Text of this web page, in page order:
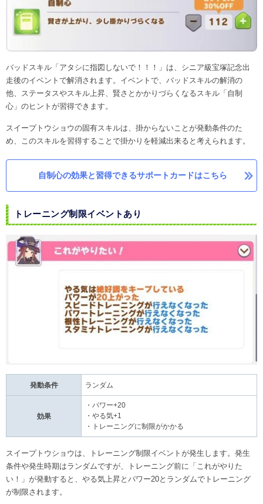
バッドスキル「アタシに指図しないで！！！」は、シニア級宝塚記念出
走後のイベントで解消されます。イベントで、バッドスキルの解消の
他、ステータスやスキル上昇、賢さとかかりづらくなるスキル「自制
心」のヒントが習得できます。
スイープトウショウの固有スキルは、掛からないことが発動条件のた
め、このスキルを習得することで掛かりを軽減出来ると考えられます。
自制心の効果と習得できるサポートカードはこちら
トレーニング制限イベントあり
発動条件 ランダム
効果
・パワー+20
・やる気+1
・トレーニングに制限がかかる
スイープトウショウは、トレーニング制限イベントが発生します。発生
条件や発生時期はランダムですが、トレーニング前に「これがやりた
い！」が発動すると、やる気上昇とパワー20とランダムでトレーニング
が制限されます。